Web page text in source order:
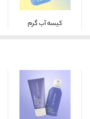
کیسه آب گرم